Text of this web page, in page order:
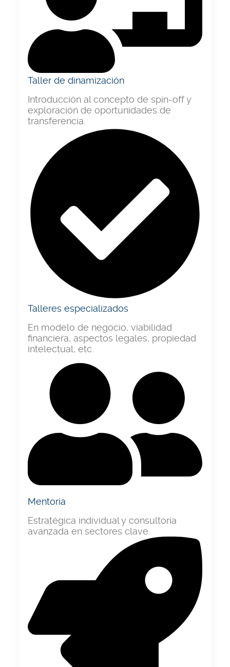
Taller de dinamización
Introducción al concepto de spin-off y
exploración de oportunidades de
transferencia.
Talleres especializados
En modelo de negocio, viabilidad
financiera, aspectos legales, propiedad
intelectual, etc.
Mentoría
Estratégica individual y consultoría
avanzada en sectores clave.